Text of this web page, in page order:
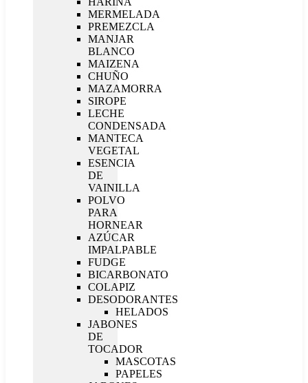
MERMELADA
PREMEZCLA
MANJAR
BLANCO
MAIZENA
CHUÑO
MAZAMORRA
SIROPE
LECHE
CONDENSADA
MANTECA
VEGETAL
ESENCIA
DE
VAINILLA
POLVO
PARA
HORNEAR
AZÚCAR
IMPALPABLE
FUDGE
BICARBONATO
COLAPIZ
DESODORANTES
HELADOS
JABONES
DE
TOCADOR
MASCOTAS
PAPELES